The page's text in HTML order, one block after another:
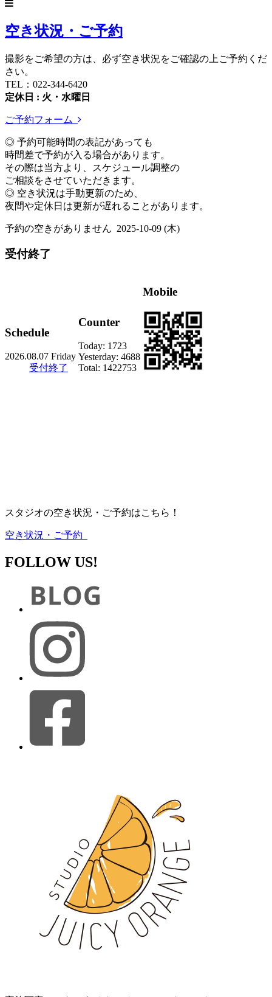
空き状況・ご予約
撮影をご希望の方は、必ず空き状況をご確認の上ご予約くだ
さい。
TEL：022-344-6420
定休日 : 火・水曜日
ご予約フォーム
◎ 予約可能時間の表記があっても
時間差で予約が入る場合があります。
その際は当方より、スケジュール調整の
ご相談をさせていただきます。
◎ 空き状況は手動更新のため、
夜間や定休日は更新が遅れることがあります。
予約の空きがありません 2025-10-09 (木)
受付終了
Schedule
2026.08.07 Friday
受付終了
Counter
Today: 1723
Yesterday: 4688
Total: 1422753
Mobile
スタジオの空き状況・ご予約はこちら！
空き状況・ご予約
FOLLOW US!